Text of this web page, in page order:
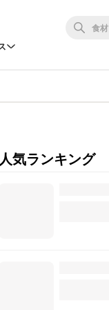
人気ランキング